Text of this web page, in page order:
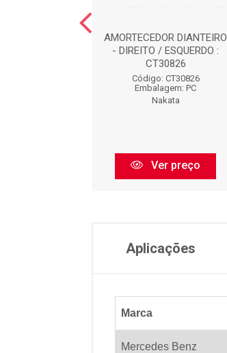
AMORTECEDOR DIANTEIRO
- DIREITO / ESQUERDO :
CT30826
Código: CT30826
Embalagem: PC
Nakata
Ver preço
Aplicações
Marca
Mercedes Benz